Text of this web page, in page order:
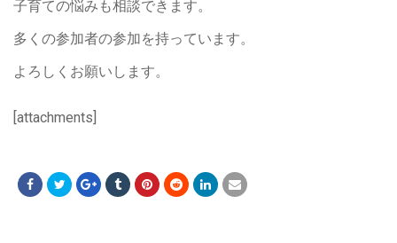
子育ての悩みも相談できます。
多くの参加者の参加を持っています。
よろしくお願いします。
[attachments]